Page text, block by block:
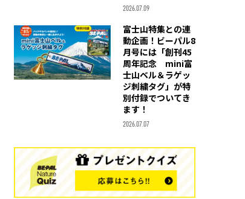
2026.07.09
富士山特集との連
動企画！ビーパル8
月号には「創刊45
周年記念 mini富
士山ベル＆ラゲッ
ジ刺繍タグ」が特
別付録でついてき
ます！
2026.07.07